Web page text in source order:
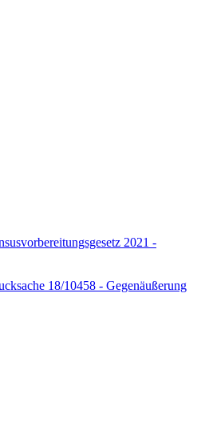
2021 -
18/10458 - Gegenäußerung